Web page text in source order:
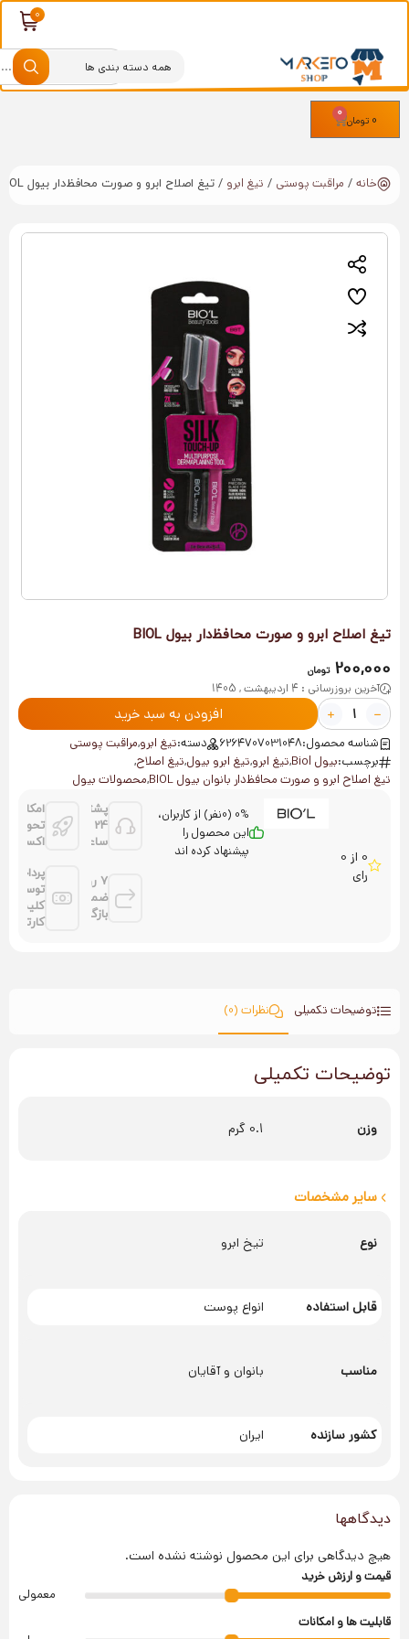
0 تومان
0
خانه / مراقبت پوستی / تیغ ابرو / تیغ اصلاح ابرو و صورت محافظ‌دار بیول BIOL
تیغ اصلاح ابرو و صورت محافظ‌دار بیول BIOL
200,000 تومان
آخرین بروزرسانی : 4 اردیبهشت , 1405
افزودن به سبد خرید
شناسه محصول:6264707031048 دسته:تیغ ابرو,مراقبت پوستی
برچسب:بیول Biol ,تیغ ابرو,تیغ ابرو بیول,تیغ اصلاح,
تیغ اصلاح ابرو و صورت محافظ‌دار بانوان بیول BIOL
,محصولات بیول
0 از 0
رای
0% (0نفر) از کاربران،
این محصول را
پیشنهاد کرده اند
پشتیانی
24
ساعته
امکان
تحویل
اکسپرس
7 روز
ضمانت
بازگشت
پرداخت
توسط
کلیه
کارتها
توضیحات تکمیلی نظرات (0)
توضیحات تکمیلی
وزن 0.1 گرم
سایر مشخصات
نوع تیخ ابرو
قابل استفاده انواع پوست
مناسب بانوان و آقایان
کشور سازنده ایران
دیدگاهها
هیچ دیدگاهی برای این محصول نوشته نشده است.
قیمت و ارزش خرید
معمولی
قابلیت ها و امکانات